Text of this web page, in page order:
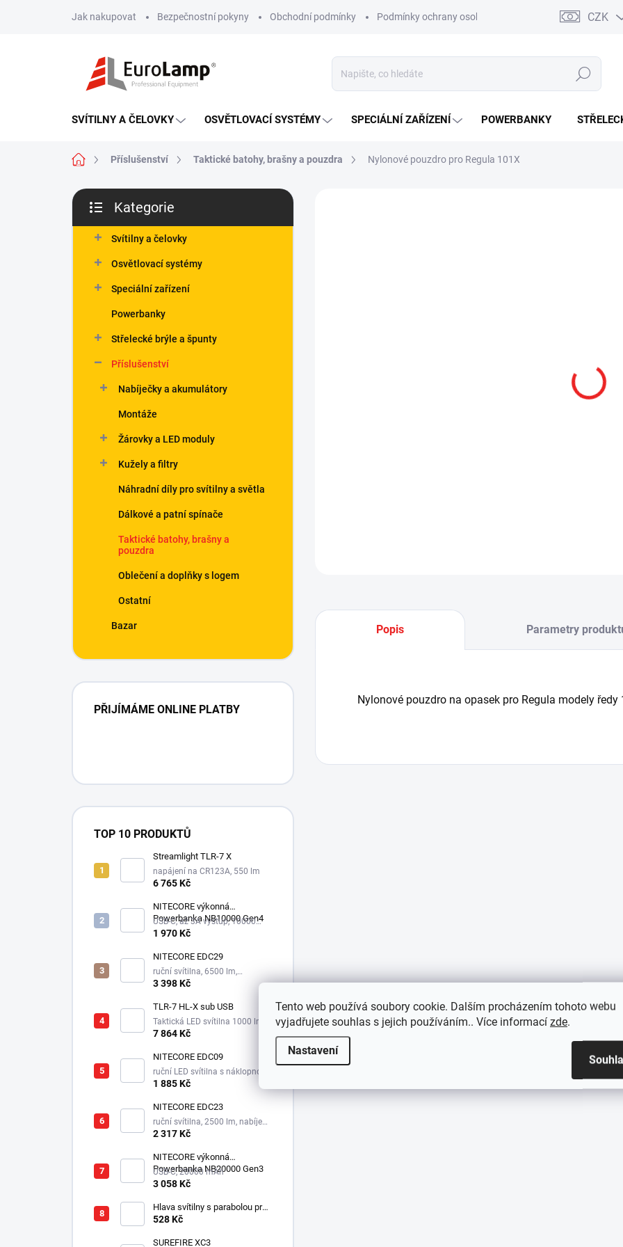
Tento web používá soubory cookie. Dalším procházením tohoto webu
vyjadřujete souhlas s jejich používáním.. Více informací zde.
Nastavení
Jak nakupovat Bezpečnostní pokyny Obchodní podmínky Podmínky ochrany osobních údajů Kontakty CZK
Hledat
SVÍTILNY A ČELOVKY OSVĚTLOVACÍ SYSTÉMY SPECIÁLNÍ ZAŘÍZENÍ POWERBANKY
Domů Příslušenství Taktické batohy, brašny a pouzdra Nylonové pouzdro pro Regula 101X
P
s
kategorie
Kategorie
Svítilny a čelovky
Osvětlovací systémy
Speciální zařízení
Powerbanky
Střelecké brýle a špunty
Příslušenství
Nabíječky a akumulátory
Montáže
Žárovky a LED moduly
Kužely a filtry
Náhradní díly pro svítilny a světla
Dálkové a patní spínače
Taktické batohy, brašny a
pouzdra
Oblečení a doplňky s logem
Ostatní
Bazar
PŘIJÍMÁME ONLINE PLATBY
TOP 10 PRODUKTŮ
Streamlight TLR-7 X
napájení na CR123A, 550 lm
6 765 Kč
NITECORE výkonná
Powerbanka NB10000 Gen4
USB-C, až 3A výstup, 10000
mAh
1 970 Kč
NITECORE EDC29
ruční svítilna, 6500 lm,
integrovaný aku 2500 mAh
3 398 Kč
TLR-7 HL-X sub USB
Taktická LED svítilna 1000 lm,
1xSL-B9 nabíjecí aku.
7 864 Kč
NITECORE EDC09
ruční LED svítilna s náklopnou
hlavou, 3 odstíny bílé,
1 885 Kč
NITECORE EDC23
ruční svítilna, 2500 lm, nabíjecí
USB-C, integrovaný aku 1500
2 317 Kč
NITECORE výkonná
Powerbanka NB20000 Gen3
USB-C, 20000 mAh
3 058 Kč
Hlava svítilny s parabolou pro
Survivor LED XPE
528 Kč
SUREFIRE XC3
Popis Parametry
Nylonové pouzdro na opasek pro Regula modely ředy